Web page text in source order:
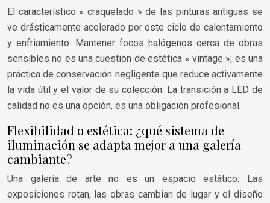
El característico « craquelado » de las pinturas antiguas se
ve drásticamente acelerado por este ciclo de calentamiento
y enfriamiento. Mantener focos halógenos cerca de obras
sensibles no es una cuestión de estética « vintage »; es una
práctica de conservación negligente que reduce activamente
la vida útil y el valor de su colección. La transición a LED de
calidad no es una opción, es una obligación profesional.
Flexibilidad o estética: ¿qué sistema de
iluminación se adapta mejor a una galería
cambiante?
Una galería de arte no es un espacio estático. Las
exposiciones rotan, las obras cambian de lugar y el diseño